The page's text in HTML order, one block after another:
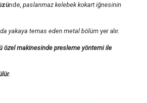
nde,paslanmaz kelebek kokart iğnesinin
yakaya temas eden metal bölüm yer alır.
özel makinesinde presleme yöntemi ile